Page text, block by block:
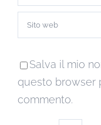
Salva il mio
questo browser
commento.